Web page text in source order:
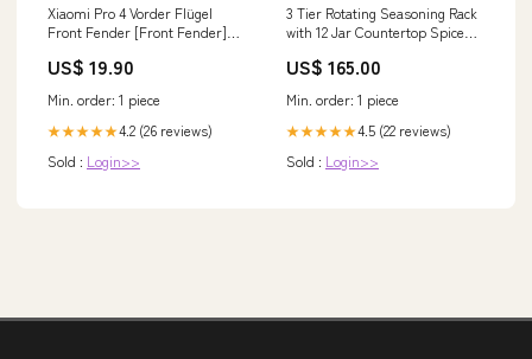
Xiaomi Pro 4 Vorder Flügel
Front Fender [Front Fender]
US$ 19.90
Min. order: 1 piece
★★★★★4.2 (26 reviews)
Sold : Login>>
3 Tier Rotating Seasoning Rack
with 12 Jar Countertop Spice
Arrivals
US$ 165.00
Min. order: 1 piece
★★★★★4.5 (22 reviews)
Sold : Login>>